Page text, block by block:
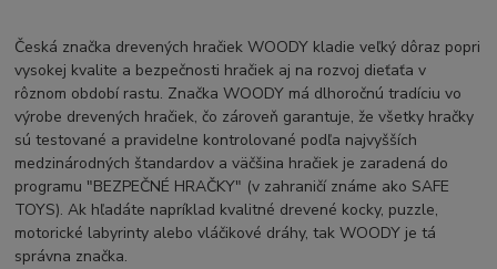
Česká značka drevených hračiek WOODY kladie veľký dôraz popri
vysokej kvalite a bezpečnosti hračiek aj na rozvoj dieťaťa v
rôznom období rastu. Značka WOODY má dlhoročnú tradíciu vo
výrobe drevených hračiek, čo zároveň garantuje, že všetky hračky
sú testované a pravidelne kontrolované podľa najvyšších
medzinárodných štandardov a väčšina hračiek je zaradená do
programu "BEZPEČNÉ HRAČKY" (v zahraničí známe ako SAFE
TOYS). Ak hľadáte napríklad kvalitné drevené kocky, puzzle,
motorické labyrinty alebo vláčikové dráhy, tak WOODY je tá
správna značka.